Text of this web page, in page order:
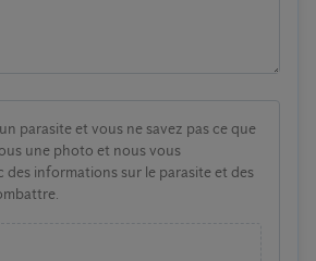
parasite et vous ne savez pas ce que
une photo et nous vous
informations sur le parasite et des